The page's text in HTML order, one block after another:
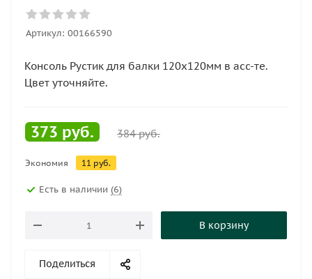
Артикул: 00166590
Консоль Рустик для балки 120х120мм в асс-те.
Цвет уточняйте.
373 руб. 384руб.
Экономия 11 руб.
Есть в наличии (6)
В корзину
Поделиться